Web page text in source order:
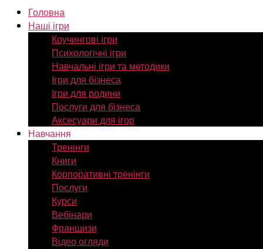
Головна
Наші ігри
Коучингові ігри
Психологічні ігри
Навчальні ігри та методики
Ігри для бізнеса
Ігри для родини
Послуги для бізнеса
Аксесуари для ігор
Навчання
Тренінги
Книги
Корпоративні тренінги
Послуги
Курси
Вебінари
Франшизи
Відео огляди